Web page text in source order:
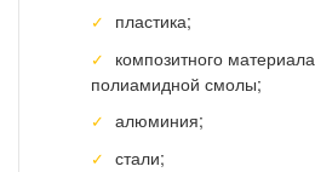
пластика;
композитного
полиамидной смолы;
алюминия;
стали;